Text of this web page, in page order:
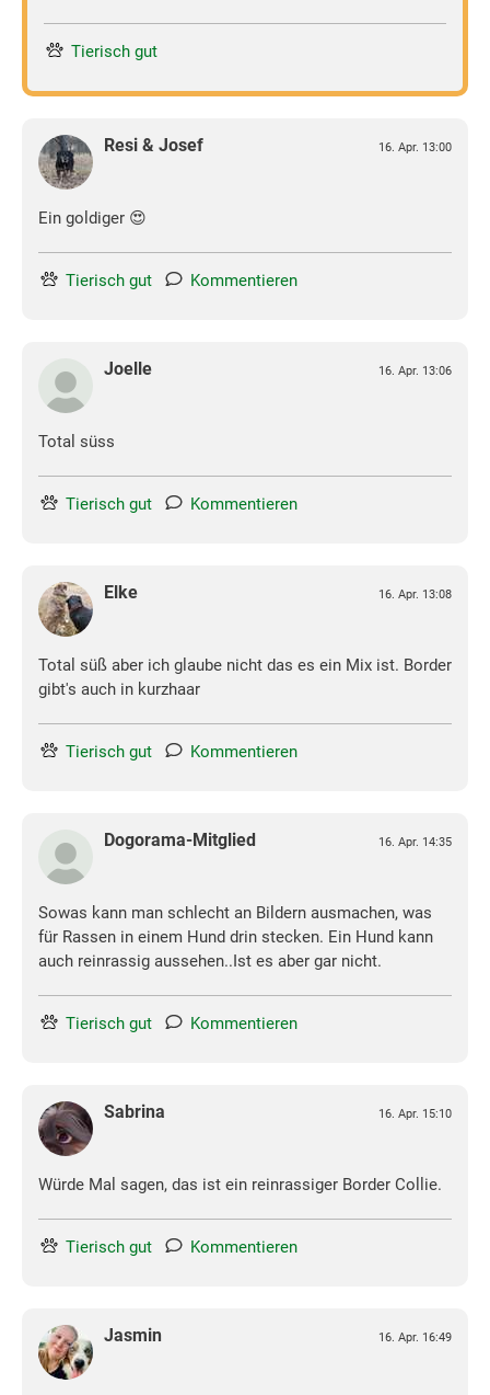
Tierisch gut
Resi & Josef 16. Apr. 13:00
Ein goldiger 😍
Tierisch gut Kommentieren
Joelle 16. Apr. 13:06
Total süss
Tierisch gut Kommentieren
Elke 16. Apr. 13:08
Total süß aber ich glaube nicht das es ein Mix ist. Border
gibt's auch in kurzhaar
Tierisch gut Kommentieren
Dogorama-Mitglied 16. Apr. 14:35
Sowas kann man schlecht an Bildern ausmachen, was
für Rassen in einem Hund drin stecken. Ein Hund kann
auch reinrassig aussehen..Ist es aber gar nicht.
Tierisch gut Kommentieren
Sabrina 16. Apr. 15:10
Würde Mal sagen, das ist ein reinrassiger Border Collie.
Tierisch gut Kommentieren
Jasmin 16. Apr. 16:49